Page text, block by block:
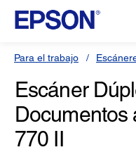
Para el trabajo
Escáner
Documentos
770 II